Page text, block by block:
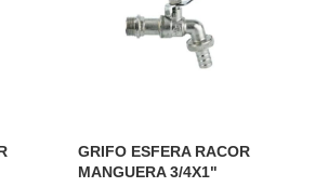
GRIFO ESFERA RACOR
MANGUERA 3/4X1"